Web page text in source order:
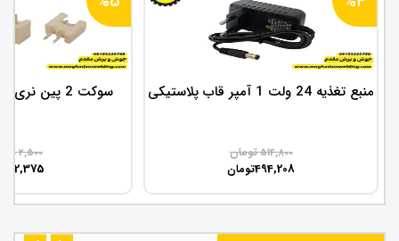
منبع تغذیه 24 ولت 1 آمپر قاب پلاستیکی
514,800تومان
494,208تومان
سوکت 2 پین نری کوچک روی بردی
2,500
2,375